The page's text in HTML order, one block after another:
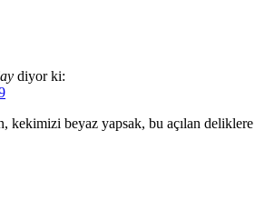
diyor ki:
kekimizi beyaz yapsak, bu açılan